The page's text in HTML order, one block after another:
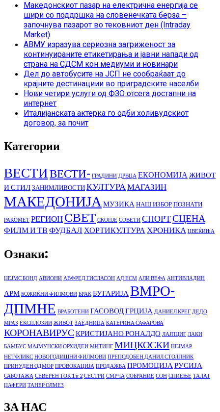
Македонскиот пазар на електрична енергија се
шири со поддршка на словенечката берза –
започнува пазарот во тековниот ден (Intraday
Market)
АВМУ изразува сериозна загриженост за
континуираните етикетирања и јавни напади од
страна на СДСМ кон медиуми и новинари
Дел до автобусите на ЈСП не сообраќаат до
крајните дестинациии во приградските населби
Нови четири услуги од ФЗО отсега достапни на
интернет
Италијанската актерка го одби холивудскиот
договор, за почит
Категории
ВЕСТИВЕСТИ- ГРАДИНИ ДРВЦА ЕКОНОМИЈА ЖИВОТ
И СТИЛЗАНИМЛИВОСТИКУЛТУРА МАГАЗИН
МАКЕДОНИЈА МУЗИКА НАШ ИЗБОРПОЗНАТИ
РАКОМЕТ РЕГИОНСВЕТ СКОПЈЕ СОВЕТИ СПОРТСЦЕНА
ФИЛМ И ТВ ФУДБАЛ ХОРТИКУЛТУРА ХРОНИКА ЦВЕЌИЊА
Ознаки:
ЏЕЈМС БОНД АВИОНИ АВФРЕД ГИСЛАСОН АД ЕСМ АЛИ ВЕФА АНТИВЛАДИН
АРМ БОЖИЌНИ ФИЛМОВИ БРАК БУГАРИЈА ВМРО-
ДПМНЕ ВРАБОТЕНИ ГАСОВОДГРЦИЈА ДАНИЕЛ КРЕГ ДЕДО
МРАЗ ЕКСПЛОЗИИ ЖИВОТ ЗАЕДНИЦА КАТЕРИНА САФАРОВА
КОРОНАВИРУСКРИСТИЈАНО РОНАЛДО ЛАЈПЦИГ ЛАКИ
БАМБУС МАЈМУНСКИ ОРХИДЕИ МИТИНГ МИЦКОСКИ НЕЈМАР
НЕТФЛИКС НОВОГОДИШНИ ФИЛМОВИ ПРЕПОДОБЕН ДАНИЛ СТОЛПНИК
ПРИНУДЕН ОДМОР ПРОВОКАЦИЈА ПРОДАЖБА ПРОМОЦИЈА РУСИЈА
САБОТАЖА СЕВЕРЕН ТОК 1 и 2 СЕСТРИ СМРЧА СОБРАНИЕ СОН СПИЕЊЕ ТАЛАТ
ЏАФЕРИ ТАНЕР ОЛМЕЗ
ЗА НАС